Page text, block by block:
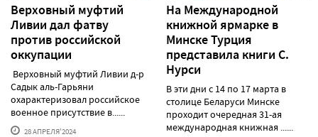
Верховный муфтий
Ливии дал фатву
против российской
оккупации
Верховный муфтий Ливии д-р
Садык аль-Гарьяни
охарактеризовал российское
военное присутствие в......
28 АПРЕЛЯ'2024
На Международной
книжной ярмарке в
Минске Турция
представила книги С.
Нурси
В эти дни с 14 по 17 марта в
столице Беларуси Минске
проходит очередная 31-ая
международная книжная ......